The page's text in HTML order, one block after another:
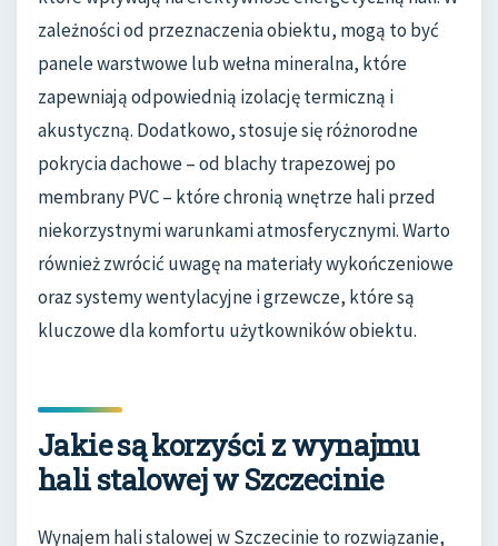
zależności od przeznaczenia obiektu, mogą to być
panele warstwowe lub wełna mineralna, które
zapewniają odpowiednią izolację termiczną i
akustyczną. Dodatkowo, stosuje się różnorodne
pokrycia dachowe – od blachy trapezowej po
membrany PVC – które chronią wnętrze hali przed
niekorzystnymi warunkami atmosferycznymi. Warto
również zwrócić uwagę na materiały wykończeniowe
oraz systemy wentylacyjne i grzewcze, które są
kluczowe dla komfortu użytkowników obiektu.
Jakie są korzyści z wynajmu
hali stalowej w Szczecinie
Wynajem hali stalowej w Szczecinie to rozwiązanie,